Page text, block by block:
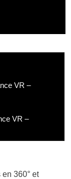
VR –
VR –
360° et